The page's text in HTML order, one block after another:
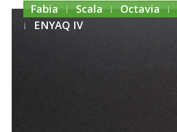
Fabia Scala Octavia
ENYAQ IV